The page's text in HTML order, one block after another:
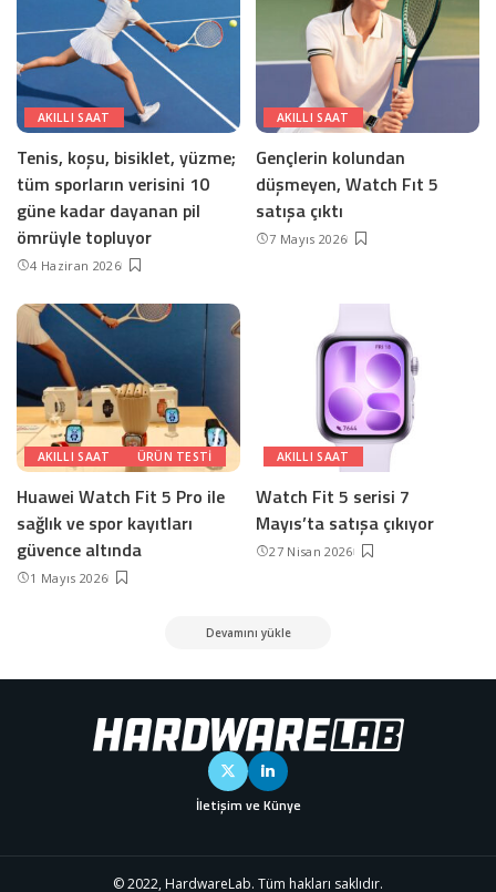
AKILLI SAAT
Tenis, koşu, bisiklet, yüzme;
tüm sporların verisini 10
güne kadar dayanan pil
ömrüyle topluyor
4 Haziran 2026
AKILLI SAAT
Gençlerin kolundan
düşmeyen, Watch Fıt 5
satışa çıktı
7 Mayıs 2026
AKILLI SAAT ÜRÜN TESTI
Huawei Watch Fit 5 Pro ile
sağlık ve spor kayıtları
güvence altında
1 Mayıs 2026
AKILLI SAAT
Watch Fit 5 serisi 7
Mayıs’ta satışa çıkıyor
27 Nisan 2026
Devamını yükle
İletişim ve Künye
© 2022, HardwareLab. Tüm hakları saklıdır.